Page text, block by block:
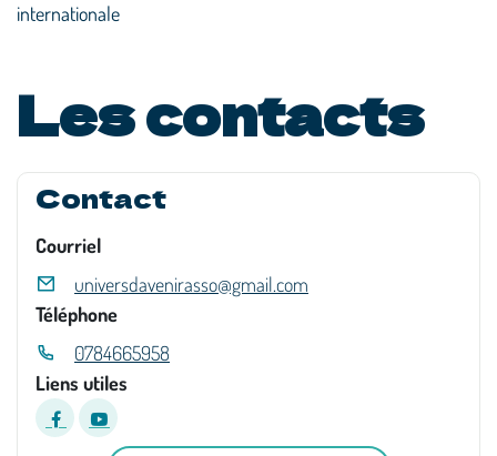
internationale
Les contacts
Contact
Courriel
universdavenirasso@gmail.com
Téléphone
0784665958
Liens utiles